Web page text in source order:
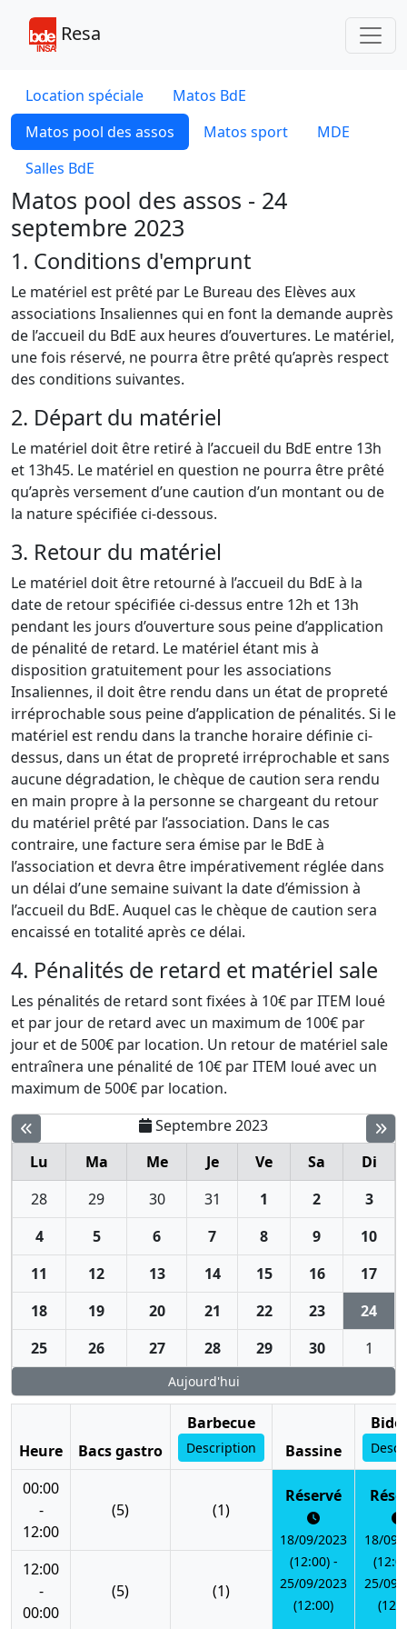
Resa
Location spéciale
Matos BdE
Matos pool des assos
Matos sport
MDE
Salles BdE
Matos pool des assos - 24
septembre 2023
1. Conditions d'emprunt
Le matériel est prêté par Le Bureau des Elèves aux
associations Insaliennes qui en font la demande auprès
de l’accueil du BdE aux heures d’ouvertures. Le matériel,
une fois réservé, ne pourra être prêté qu’après respect
des conditions suivantes.
2. Départ du matériel
Le matériel doit être retiré à l’accueil du BdE entre 13h
et 13h45. Le matériel en question ne pourra être prêté
qu’après versement d’une caution d’un montant ou de
la nature spécifiée ci-dessous.
3. Retour du matériel
Le matériel doit être retourné à l’accueil du BdE à la
date de retour spécifiée ci-dessus entre 12h et 13h
pendant les jours d’ouverture sous peine d’application
de pénalité de retard. Le matériel étant mis à
disposition gratuitement pour les associations
Insaliennes, il doit être rendu dans un état de propreté
irréprochable sous peine d’application de pénalités. Si le
matériel est rendu dans la tranche horaire définie ci-
dessus, dans un état de propreté irréprochable et sans
aucune dégradation, le chèque de caution sera rendu
en main propre à la personne se chargeant du retour
du matériel prêté par l’association. Dans le cas
contraire, une facture sera émise par le BdE à
l’association et devra être impérativement réglée dans
un délai d’une semaine suivant la date d’émission à
l’accueil du BdE. Auquel cas le chèque de caution sera
encaissé en totalité après ce délai.
4. Pénalités de retard et matériel sale
Les pénalités de retard sont fixées à 10€ par ITEM loué
et par jour de retard avec un maximum de 100€ par
jour et de 500€ par location. Un retour de matériel sale
entraînera une pénalité de 10€ par ITEM loué avec un
maximum de 500€ par location.
Septembre 2023
Lu
Ma Me Je Ve Sa
Di
28
29 30 31 1 2
3
4
5 6 7 8 9
10
11
12 13 14 15 16
17
18
19 20 21 22 23
24
25
26 27 28 29 30 1
Aujourd'hui
Heure Bacs gastro
Barbecue
Description Bassine
00:00
-
12:00
(5) (1)
Réservé
18/09/2023
(12:00) -
25/09/2023
(12:00)
18/09/
25/09/
12:00
-
00:00
(5) (1)